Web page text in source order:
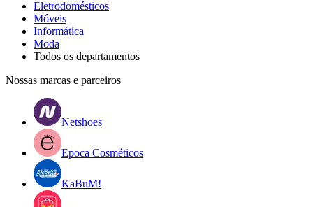
Eletrodomésticos
Móveis
Informática
Moda
Todos os departamentos
Nossas marcas e parceiros
Netshoes
Epoca Cosméticos
KaBuM!